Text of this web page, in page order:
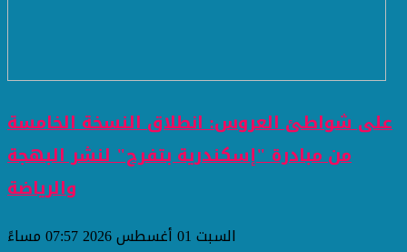
على شواطئ العروس: انطلاق النسخة الخامسة
من مبادرة "إسكندرية بتفرح" لنشر البهجة
والرياضة
السبت 01 أغسطس 2026 07:57 مساءً